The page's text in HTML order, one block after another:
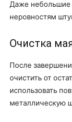
Даже небольшие
неровностям
Очистка
После
очистить от
использовать
металлическую